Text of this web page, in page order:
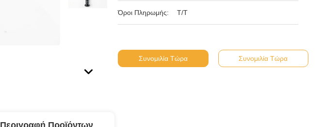
Όροι Πληρωμής: Τ/Τ
Συνομιλία Τώρα Συνομιλία Τώρα
Περιγραφή Προϊόντων